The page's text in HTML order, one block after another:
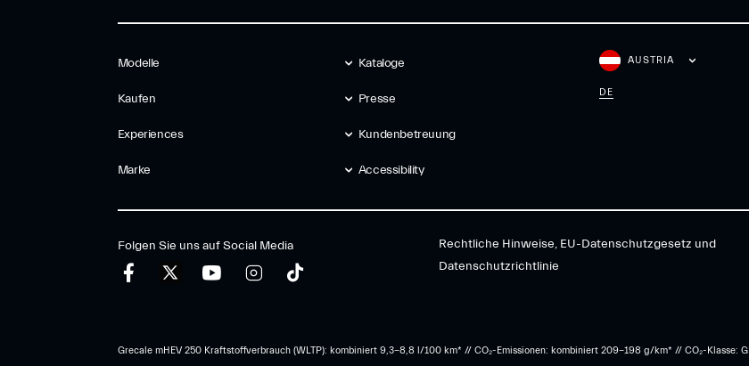
Modelle
Kaufen
Experiences
Marke
Kataloge
Presse
Kundenbetreuung
Accessibility
AUSTRIA
DE
Folgen Sie uns auf Social Media
Rechtliche Hinweise, EU-Datenschutzgesetz und
Datenschutzrichtlinie
Grecale mHEV 250 Kraftstoffverbrauch (WLTP): kombiniert 9,3-8,8 l/100 km* // CO₂-Emissionen: kombiniert 209-198 g/km* ​// CO₂-Klasse: G